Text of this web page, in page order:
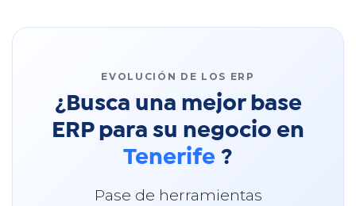
EVOLUCIÓN DE LOS ERP
¿Busca una mejor base
ERP para su negocio en
Tenerife ?
Pase de herramientas